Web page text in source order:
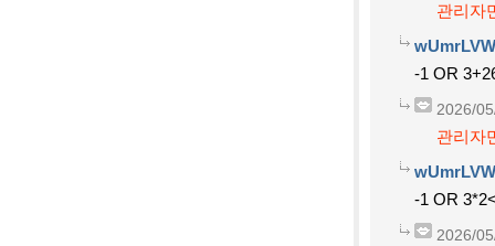
관리자
-1 OR
2026/
관리자
-1 OR
2026/